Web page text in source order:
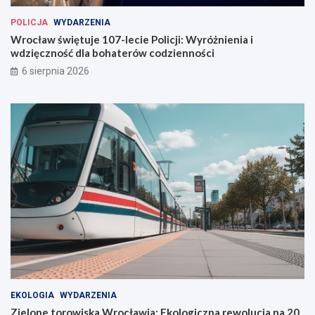
a
j
w
i
a
u
s
ó
w
n
i
i
w
d
z
n
o
ś
ć
d
l
a
b
o
h
t
POLICJA WYDARZENIA
Wrocław świętuje 107-lecie Policji: Wyróżnienia i
wdzięczność dla bohaterów codzienności
6 sierpnia 2026
EKOLOGIA WYDARZENIA
Zielone torowiska Wrocławia: Ekologiczna rewolucja na 20